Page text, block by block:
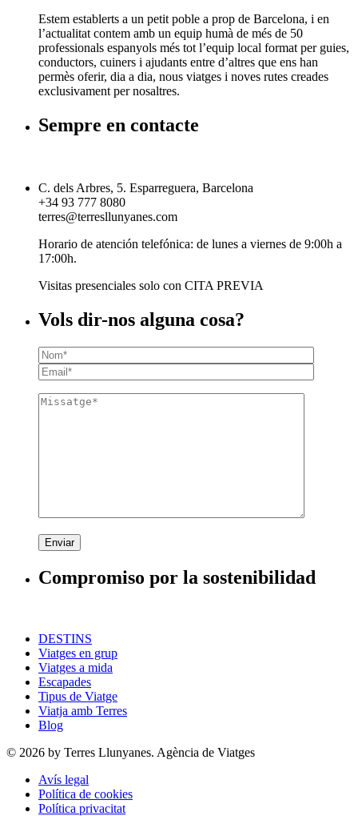
Estem establerts a un petit poble a prop de Barcelona, i en
l’actualitat contem amb un equip humà de més de 50
professionals espanyols més tot l’equip local format per guies,
conductors, cuiners i ajudants entre d’altres que ens han
permès oferir, dia a dia, nous viatges i noves rutes creades
exclusivament per nosaltres.
Sempre en contacte
C. dels Arbres, 5. Esparreguera, Barcelona
+34 93 777 8080
terres@terresllunyanes.com
Horario de atención telefónica: de lunes a viernes de 9:00h a
17:00h.
Visitas presenciales solo con CITA PREVIA
Vols dir-nos alguna cosa?
Enviar
Compromiso por la sostenibilidad
DESTINS
Viatges en grup
Viatges a mida
Escapades
Tipus de Viatge
Viatja amb Terres
Blog
© 2026 by Terres Llunyanes. Agència de Viatges
Avís legal
Política de cookies
Política privacitat